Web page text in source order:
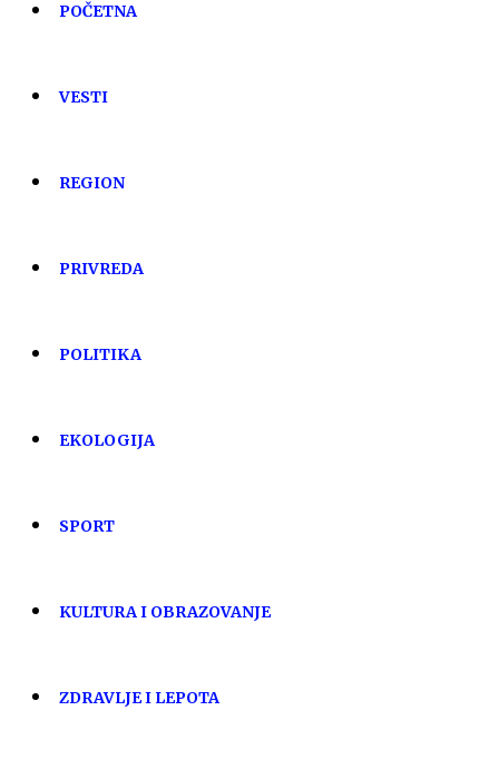
POČETNA
VESTI
REGION
PRIVREDA
POLITIKA
EKOLOGIJA
SPORT
KULTURA I OBRAZOVANJE
ZDRAVLJE I LEPOTA